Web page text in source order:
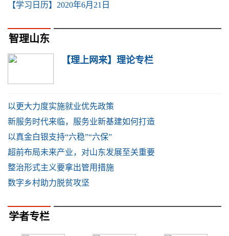
【学习日历】2020年6月21日
智理山东
【理上网来】理论专栏
以更大力度实施就业优先政策
新服务时代来临，服务业新基建如何打造
以真金白银支持“六稳”“六保”
超前布局未来产业，对山东发展至关重要
整治形式主义要拿出管用措施
数字乡村助力脱贫攻坚
学者专栏